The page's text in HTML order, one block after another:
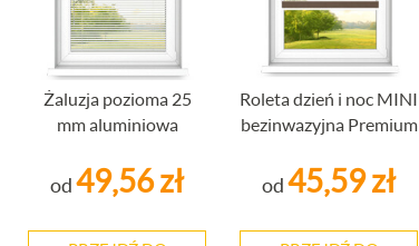
Żaluzja pozioma 25
mm aluminiowa
od49,56 zł
Roleta dzień i noc MINI
bezinwazyjna Premium
od45,59 zł